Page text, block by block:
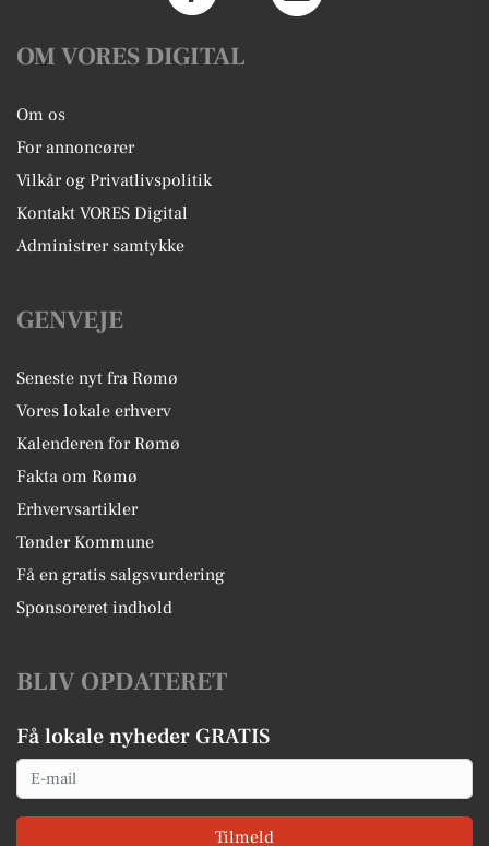
OM VORES DIGITAL
Om os
For annoncører
Vilkår og Privatlivspolitik
Kontakt VORES Digital
Administrer samtykke
GENVEJE
Seneste nyt fra Rømø
Vores lokale erhverv
Kalenderen for Rømø
Fakta om Rømø
Erhvervsartikler
Tønder Kommune
Få en gratis salgsvurdering
Sponsoreret indhold
BLIV OPDATERET
Få lokale nyheder GRATIS
Email
Tilmeld